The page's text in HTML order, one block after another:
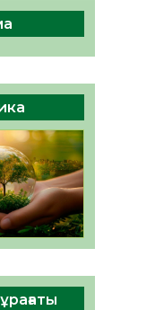
облыс
болып
42 0